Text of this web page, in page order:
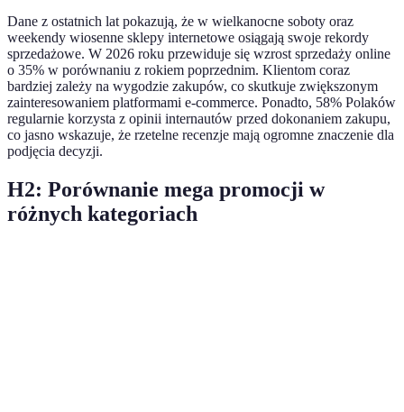
Dane z ostatnich lat pokazują, że w wielkanocne soboty oraz
weekendy wiosenne sklepy internetowe osiągają swoje rekordy
sprzedażowe. W 2026 roku przewiduje się wzrost sprzedaży online
o 35% w porównaniu z rokiem poprzednim. Klientom coraz
bardziej zależy na wygodzie zakupów, co skutkuje zwiększonym
zainteresowaniem platformami e-commerce. Ponadto, 58% Polaków
regularnie korzysta z opinii internautów przed dokonaniem zakupu,
co jasno wskazuje, że rzetelne recenzje mają ogromne znaczenie dla
podjęcia decyzji.
H2: Porównanie mega promocji w
różnych kategoriach